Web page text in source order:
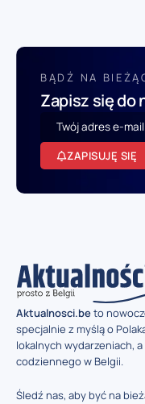
BĄDŹ NA
Zapisz się do
ZAPISUJĘ SIĘ
Aktualnosci.beto
specjalnie z myślą o
lokalnych wydarzeniach,
codziennego w Belgii.
Śledź nas, aby być na